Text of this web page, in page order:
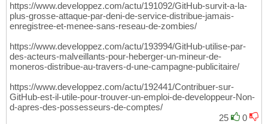
https://www.developpez.com/actu/191092/GitHub-survit-a-la-
plus-grosse-attaque-par-deni-de-service-distribue-jamais-
enregistree-et-menee-sans-reseau-de-zombies/
https://www.developpez.com/actu/193994/GitHub-utilise-par-
des-acteurs-malveillants-pour-heberger-un-mineur-de-
moneros-distribue-au-travers-d-une-campagne-publicitaire/
https://www.developpez.com/actu/192441/Contribuer-sur-
GitHub-est-il-utile-pour-trouver-un-emploi-de-developpeur-Non-
d-apres-des-possesseurs-de-comptes/
25
0